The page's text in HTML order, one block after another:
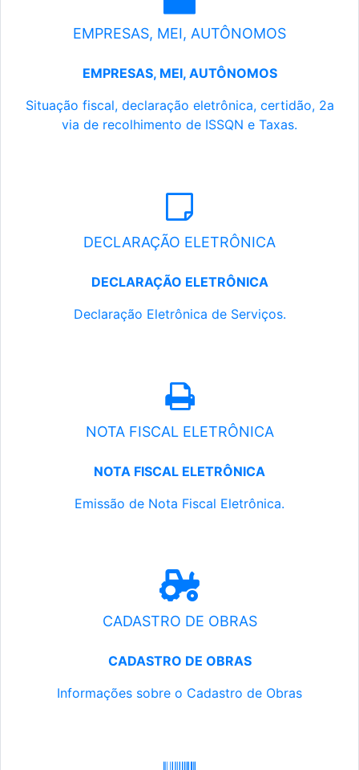
EMPRESAS, MEI, AUTÔNOMOS
EMPRESAS, MEI, AUTÔNOMOS
Situação fiscal, declaração eletrônica, certidão, 2a
via de recolhimento de ISSQN e Taxas.
DECLARAÇÃO ELETRÔNICA
DECLARAÇÃO ELETRÔNICA
Declaração Eletrônica de Serviços.
NOTA FISCAL ELETRÔNICA
NOTA FISCAL ELETRÔNICA
Emissão de Nota Fiscal Eletrônica.
CADASTRO DE OBRAS
CADASTRO DE OBRAS
Informações sobre o Cadastro de Obras